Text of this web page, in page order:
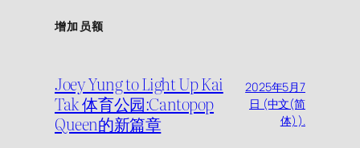
增加员额
Joey Yung to Light Up Kai
Tak 体育公园:Cantopop
Queen的新篇章
2025年5月7
日 (中文(简
体) ).